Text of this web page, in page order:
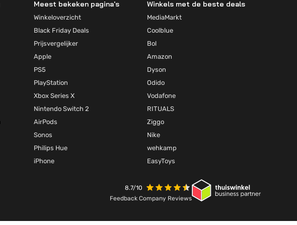
Meest bekeken pagina's
Winkeloverzicht
Black Friday Deals
Prijsvergelijker
Apple
PS5
PlayStation
Xbox Series X
Nintendo Switch 2
AirPods
Sonos
Philips Hue
iPhone
Winkels met de beste deals
MediaMarkt
Coolblue
Bol
Amazon
Dyson
Odido
Vodafone
RITUALS
Ziggo
Nike
wehkamp
EasyToys
8.7/10
Feedback Company Reviews